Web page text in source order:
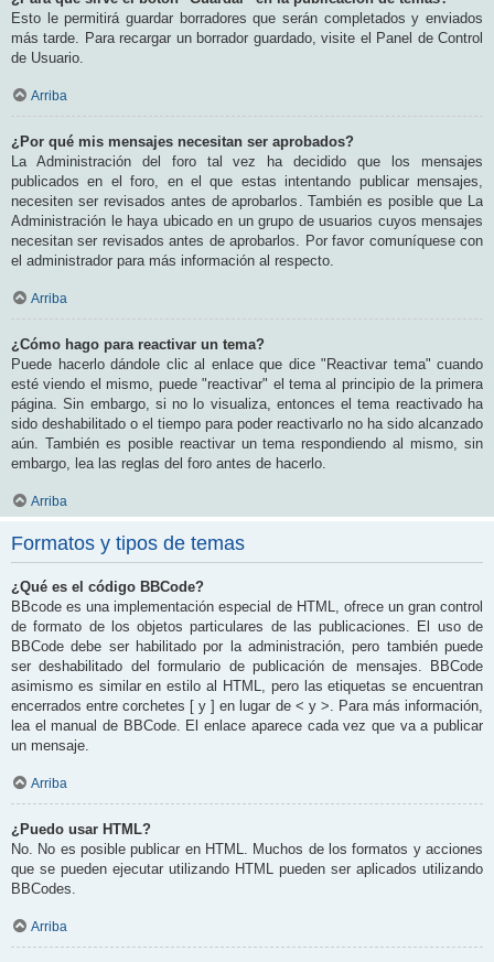
Esto le permitirá guardar borradores que serán completados y enviados
más tarde. Para recargar un borrador guardado, visite el Panel de Control
de Usuario.
Arriba
¿Por qué mis mensajes necesitan ser aprobados?
La Administración del foro tal vez ha decidido que los mensajes
publicados en el foro, en el que estas intentando publicar mensajes,
necesiten ser revisados antes de aprobarlos. También es posible que La
Administración le haya ubicado en un grupo de usuarios cuyos mensajes
necesitan ser revisados antes de aprobarlos. Por favor comuníquese con
el administrador para más información al respecto.
Arriba
¿Cómo hago para reactivar un tema?
Puede hacerlo dándole clic al enlace que dice "Reactivar tema" cuando
esté viendo el mismo, puede "reactivar" el tema al principio de la primera
página. Sin embargo, si no lo visualiza, entonces el tema reactivado ha
sido deshabilitado o el tiempo para poder reactivarlo no ha sido alcanzado
aún. También es posible reactivar un tema respondiendo al mismo, sin
embargo, lea las reglas del foro antes de hacerlo.
Arriba
Formatos y tipos de temas
¿Qué es el código BBCode?
BBcode es una implementación especial de HTML, ofrece un gran control
de formato de los objetos particulares de las publicaciones. El uso de
BBCode debe ser habilitado por la administración, pero también puede
ser deshabilitado del formulario de publicación de mensajes. BBCode
asimismo es similar en estilo al HTML, pero las etiquetas se encuentran
encerrados entre corchetes [ y ] en lugar de < y >. Para más información,
lea el manual de BBCode. El enlace aparece cada vez que va a publicar
un mensaje.
Arriba
¿Puedo usar HTML?
No. No es posible publicar en HTML. Muchos de los formatos y acciones
que se pueden ejecutar utilizando HTML pueden ser aplicados utilizando
BBCodes.
Arriba